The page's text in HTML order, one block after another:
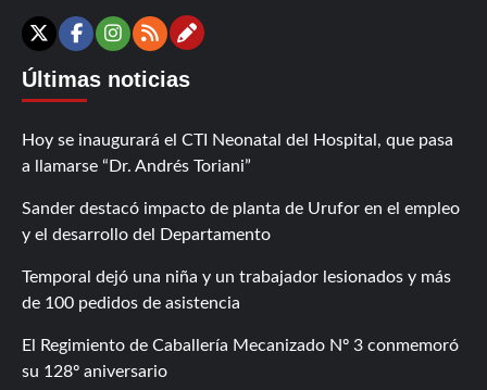
X Facebook
Instagram
RSSContáctanos
Últimas noticias
Hoy se inaugurará el CTI Neonatal del Hospital, que pasa
a llamarse “Dr. Andrés Toriani”
Sander destacó impacto de planta de Urufor en el empleo
y el desarrollo del Departamento
Temporal dejó una niña y un trabajador lesionados y más
de 100 pedidos de asistencia
El Regimiento de Caballería Mecanizado Nº 3 conmemoró
su 128º aniversario